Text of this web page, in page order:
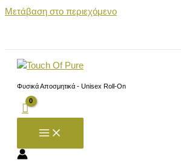
Μετάβαση στο περιεχόμενο
Φυσικά Αποσμητικά - Unisex Roll-On